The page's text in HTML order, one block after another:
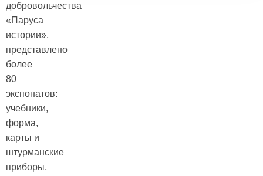
добровольчества
«Паруса
истории»,
представлено
более
80
экспонатов:
учебники,
форма,
карты и
штурманские
приборы,